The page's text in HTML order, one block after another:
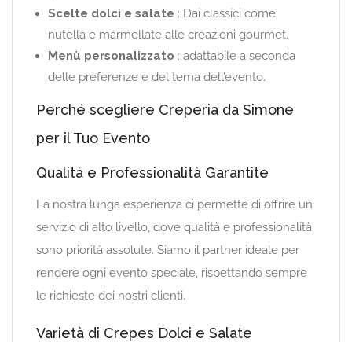
Scelte dolci e salate : Dai classici come
nutella e marmellate alle creazioni gourmet.
Menù personalizzato : adattabile a seconda
delle preferenze e del tema dell’evento.
Perché scegliere Creperia da Simone
per il Tuo Evento
Qualità e Professionalità Garantite
La nostra lunga esperienza ci permette di offrire un
servizio di alto livello, dove qualità e professionalità
sono priorità assolute. Siamo il partner ideale per
rendere ogni evento speciale, rispettando sempre
le richieste dei nostri clienti.
Varietà di Crepes Dolci e Salate